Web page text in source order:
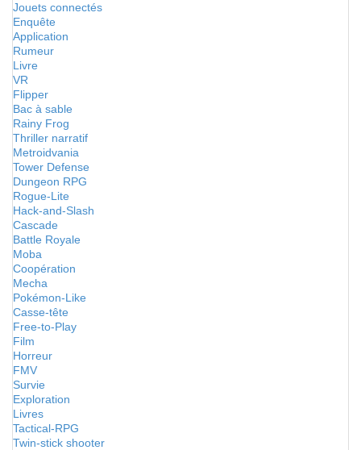
Jouets connectés
Enquête
Application
Rumeur
Livre
VR
Flipper
Bac à sable
Rainy Frog
Thriller narratif
Metroidvania
Tower Defense
Dungeon RPG
Rogue-Lite
Hack-and-Slash
Cascade
Battle Royale
Moba
Coopération
Mecha
Pokémon-Like
Casse-tête
Free-to-Play
Film
Horreur
FMV
Survie
Exploration
Livres
Tactical-RPG
Twin-stick shooter